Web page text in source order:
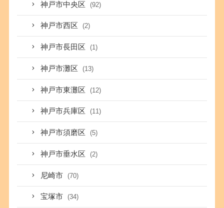
神戸市中央区 (92)
神戸市西区 (2)
神戸市長田区 (1)
神戸市灘区 (13)
神戸市東灘区 (12)
神戸市兵庫区 (11)
神戸市須磨区 (5)
神戸市垂水区 (2)
尼崎市 (70)
宝塚市 (34)